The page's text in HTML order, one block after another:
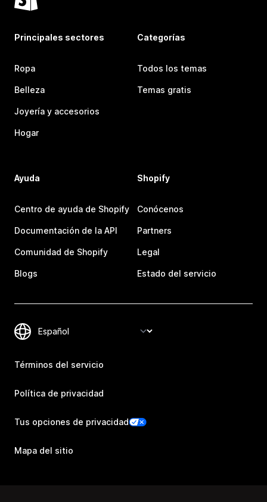
Principales sectores
Ropa
Belleza
Joyería y accesorios
Hogar
Categorías
Todos los temas
Temas gratis
Ayuda
Centro de ayuda de Shopify
Documentación de la API
Comunidad de Shopify
Blogs
Shopify
Conócenos
Partners
Legal
Estado del servicio
Términos del servicio
Política de privacidad
Tus opciones de privacidad
Mapa del sitio